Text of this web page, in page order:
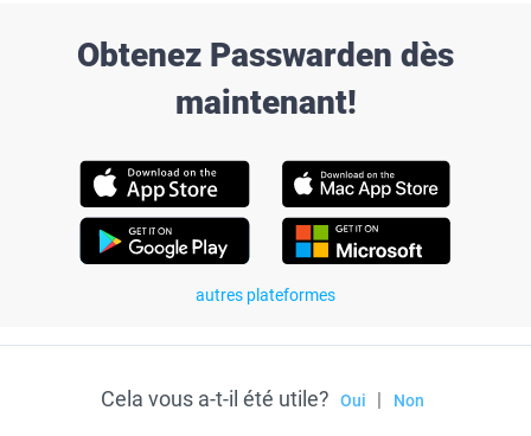
Obtenez Passwarden dès
maintenant!
autres plateformes
Cela vous a-t-il été utile? Oui Non